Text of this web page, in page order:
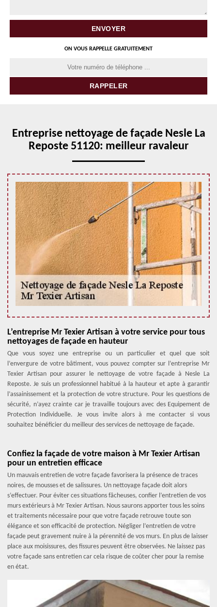
ON VOUS RAPPELLE GRATUITEMENT
Entreprise nettoyage de façade Nesle La
Reposte 51120: meilleur ravaleur
L’entreprise Mr Texier Artisan à votre service pour tous
nettoyages de façade en hauteur
Que vous soyez une entreprise ou un particulier et quel que soit
l’envergure de votre bâtiment, vous pouvez compter sur l’entreprise Mr
Texier Artisan pour assurer le nettoyage de votre façade à Nesle La
Reposte. Je suis un professionnel habitué à la hauteur et apte à garantir
l’assainissement et la protection de votre structure. Pour les questions de
sécurité, n’ayez crainte car je travaille toujours avec des Equipement de
Protection Individuelle. Je vous invite alors à me contacter si vous
souhaitez bénéficier du meilleur des services de nettoyage de façade.
Confiez la façade de votre maison à Mr Texier Artisan
pour un entretien efficace
Un mauvais entretien de votre façade favorisera la présence de traces
noires, de mousses et de salissures. Un nettoyage façade doit alors
s’effectuer. Pour éviter ces situations fâcheuses, confier l’entretien de vos
murs extérieurs à Mr Texier Artisan. Nous saurons apporter tous les soins
et traitements nécessaire pour que votre façade retrouve toute son
élégance et son efficacité de protection. Négliger l’entretien de votre
façade peut gravement nuire à la pérennité de vos murs. En plus de laisser
place aux moisissures, des fissures peuvent être observées. Ne laissez pas
votre façade sans entretien car cela risque de coûter cher pour la remise
en état.